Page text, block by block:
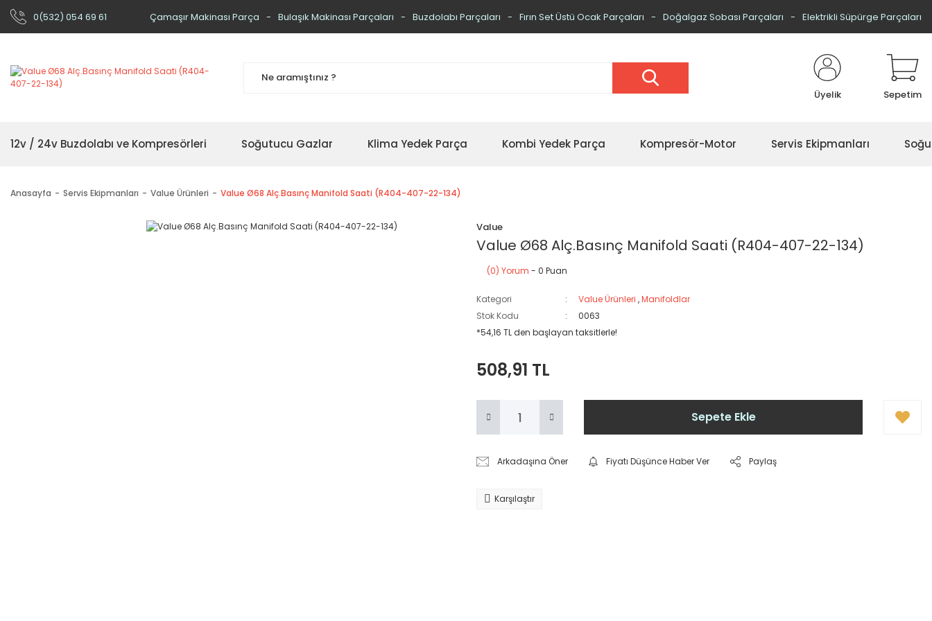
0(532) 054 69 61 Çamaşır Makinası Parça Bulaşık Makinası Parçaları Buzdolabı Parçaları Fırın Set Üstü Ocak Parçaları Doğalgaz Sobası Parçaları Elektrikli Süpürge Parçaları
Üyelik Sepetim
12v / 24v Buzdolabı ve Kompresörleri Soğutucu Gazlar Klima Yedek Parça Kombi Yedek Parça Kompresör-Motor Servis Ekipmanları
Anasayfa Servis Ekipmanları Value Ürünleri Value Ø68 Alç.Basınç Manifold Saati (R404-407-22-134)
Value
Value Ø68 Alç.Basınç Manifold Saati (R404-407-22-134)
(0) Yorum - 0 Puan
Kategori Value Ürünleri ,Manifoldlar
Stok Kodu
0063
*54,16 TL den başlayan taksitlerle!
508,91 TL
Sepete Ekle
Arkadaşına Öner Fiyatı Düşünce Haber Ver Paylaş
Karşılaştır